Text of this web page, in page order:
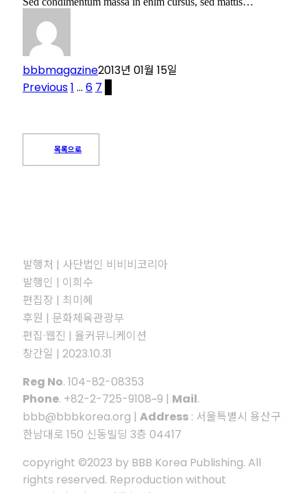
bbbmagazine2013년 01월 15일
Previous1 … 6 7
목록으로
발행처 | 사단법인 비비비코리아
발행인 | 이희수
편집장 | 최미혜
후원 | 문화체육관광부
편집·웹진 | 율커뮤니케이션
창간일 | 2023.10.31
Reg No. 104-82-08353
Phone. +82-2-725-9108~9 | Mail.
bbb@bbbkorea.org | Address : 서울특별시 용산구
한남대로 150 신동빌딩 3층 04417
copyright ©2023 by BBB Korea Publishing. All
rights reserved. Reproduction without